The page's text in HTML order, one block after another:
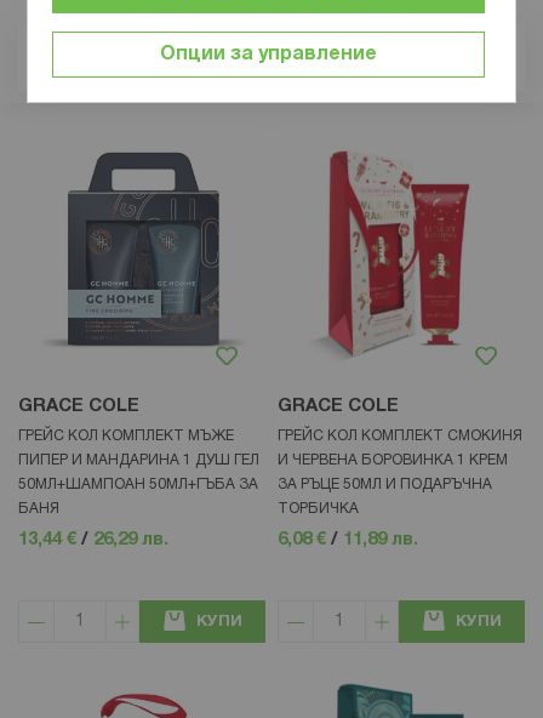
Позиция
GRACE COLE
ГРЕЙС КОЛ КОМПЛЕКТ МЪЖЕ
ПИПЕР И МАНДАРИНА 1 ДУШ ГЕЛ
50МЛ+ШАМПОАН 50МЛ+ГЪБА ЗА
БАНЯ
13,44 € / 26,29 лв.
КУПИ
GRACE COLE
ГРЕЙС КОЛ КОМПЛЕКТ СМОКИНЯ
И ЧЕРВЕНА БОРОВИНКА 1 КРЕМ
ЗА РЪЦЕ 50МЛ И ПОДАРЪЧНА
ТОРБИЧКА
6,08 € / 11,89 лв.
КУПИ
Опции за управление